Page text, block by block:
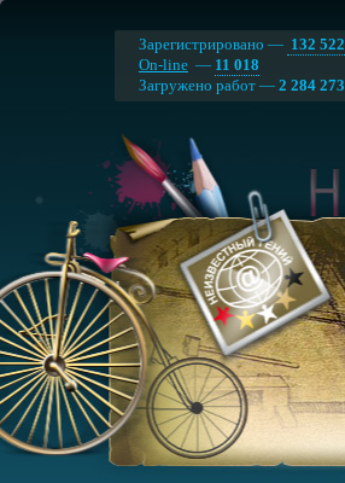
Зарегистрировано — 132 522
On-line — 11 018
Загружено работ — 2 284 273